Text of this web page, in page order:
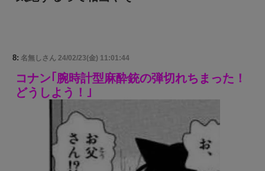
8: 名無しさん 24/02/23(金) 11:01:44
コナン｢腕時計型麻酔銃の弾切れちまった！
どうしよう！｣